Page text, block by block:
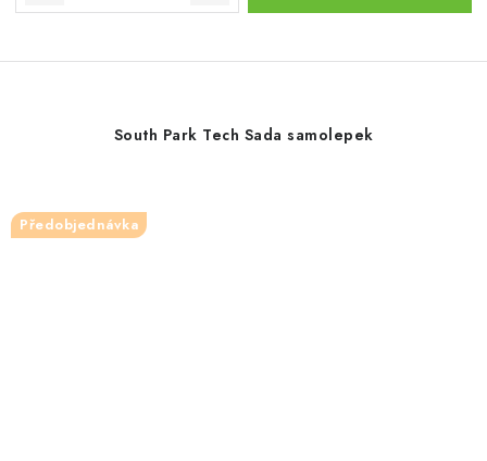
South Park Tech Sada samolepek
Předobjednávka